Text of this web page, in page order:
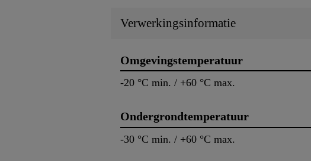
Verwerkingsinformatie
Omgevingstemperatuur
-20 °C min. / +60 °C max.
Ondergrondtemperatuur
-30 °C min. / +60 °C max.